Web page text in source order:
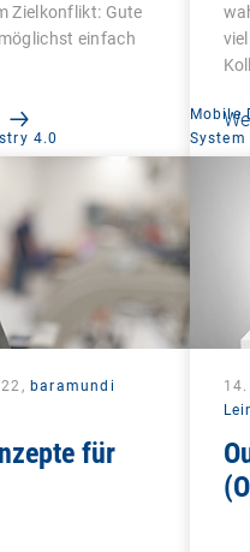
Zielkonflikt: Gute
einfach
4.0
baramundi
für
Mobile